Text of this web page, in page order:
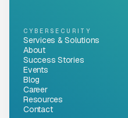
CYBERSECURITY
Services & Solutions
About
Success Stories
Events
Blog
Career
Resources
Contact